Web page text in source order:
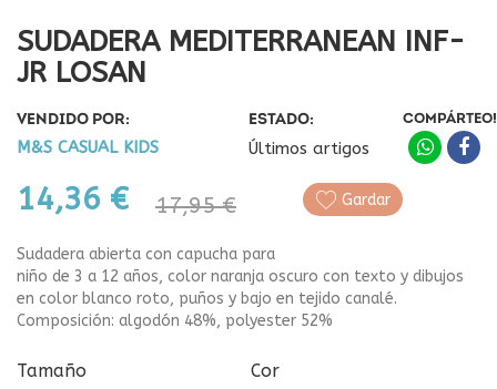
SUDADERA MEDITERRANEAN INF-
JR LOSAN
VENDIDO POR:
M&S CASUAL KIDS
ESTADO:
Últimos artigos
14,36 € 17,95 €
COMPÁRTEO!
Gardar
Sudadera abierta con capucha para
niño de 3 a 12 años, color naranja oscuro con texto y dibujos
en color blanco roto, puños y bajo en tejido canalé.
Composición: algodón 48%, polyester 52%
Tamaño Cor